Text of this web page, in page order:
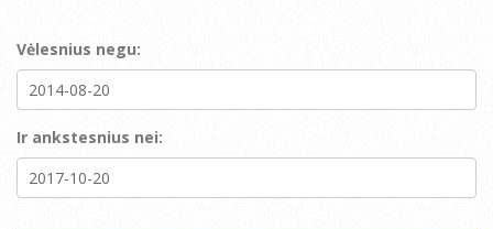
Vėlesnius negu:
Ir ankstesnius nei: